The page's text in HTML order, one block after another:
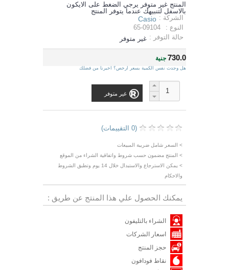
المنتج غير متوفر يرجي الضغط على الايكون
بالاسفل لتنبيهك عندما يتوفر المنتج
الشركة : Casio
النوع :
65-09104
حالة التوفر : غير متوفر
730.0جنية
هل وجدت نفس الكمية بسعر ارخص؟ اخبرنا من فضلك
غير متوفر
(0 التقييمات)
> السعر شامل ضريبة المبيعات
> المنتج مضمون حسب شروط واتفاقية الشراء من الموقع
> يمكن الاسترجاع والاستبدال خلال 14 يوم وتطبق الشروط
والاحكام
يمكنك الحصول علي هذا المنتج عن طريق :
الشراء بالتليفون
اسعار الشركات
حجز المنتج
نقاط فودافون